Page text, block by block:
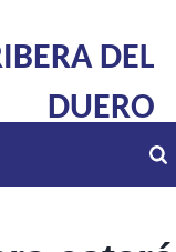
DEL
DUERO